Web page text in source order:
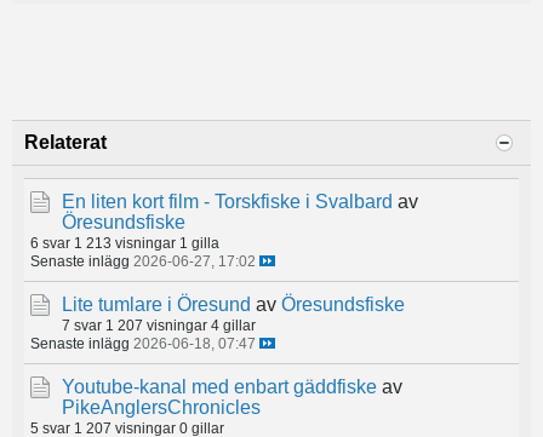
Relaterat
En liten kort film - Torskfiske i Svalbard av
Öresundsfiske
6 svar 1 213 visningar 1 gilla
Senaste inlägg 2026-06-27, 17:02
Lite tumlare i Öresund av Öresundsfiske
7 svar 1 207 visningar 4 gillar
Senaste inlägg 2026-06-18, 07:47
Youtube-kanal med enbart gäddfiske av
PikeAnglersChronicles
5 svar 1 207 visningar 0 gillar